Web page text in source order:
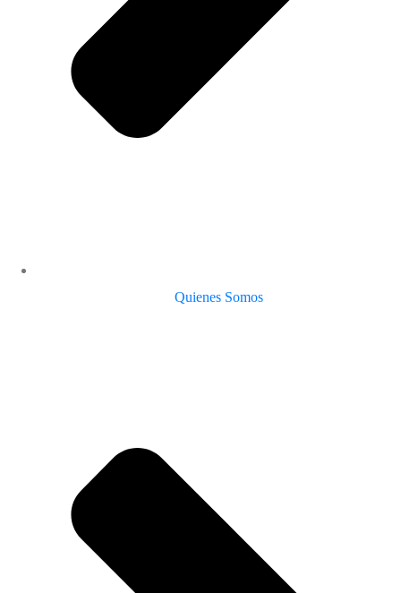
Quienes Somos